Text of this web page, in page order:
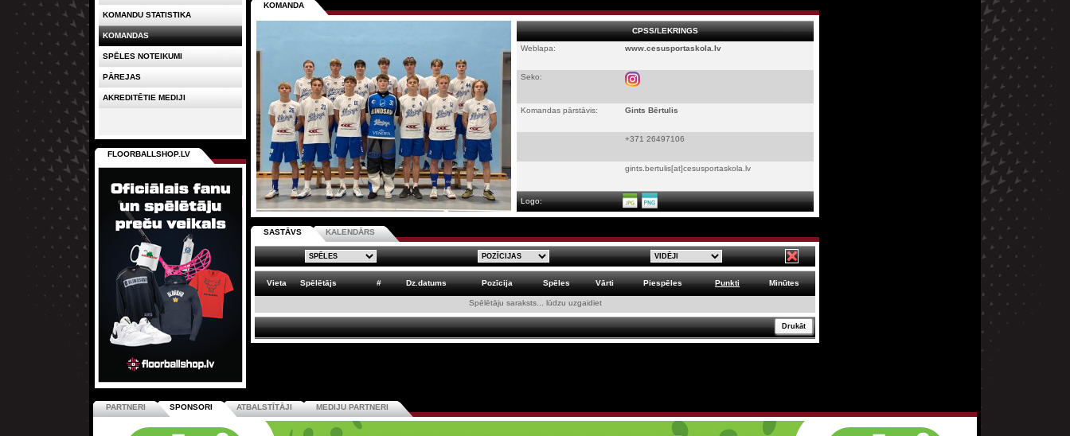
KOMANDA
CPSS/LEKRINGS
Weblapa:
www.cesusportaskola.lv
Seko:
Komandas pārstāvis: Gints Bērtulis
+371 26497106
gints.bertulis[at]cesusportaskola.lv
Logo:
SASTĀVS KALENDĀRS
Vieta Spēlētājs # Dz.datums Pozīcija Spēles Vārti Piespēles Punkti Minūtes
Spēlētāju saraksts... lūdzu uzgaidiet
Drukāt
KOMANDU STATISTIKA
KOMANDAS
SPĒLES NOTEIKUMI
PĀREJAS
AKREDITĒTIE MEDIJI
FLOORBALLSHOP.LV
PARTNERI SPONSORI ATBALSTĪTĀJI MEDIJU PARTNERI